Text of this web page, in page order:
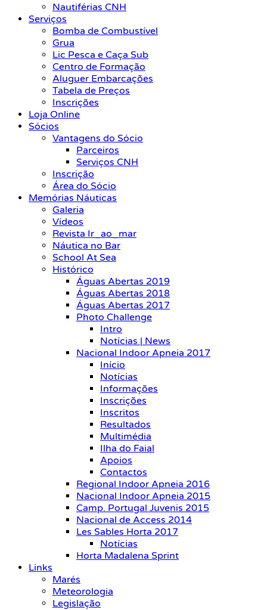
Nautiférias CNH
Serviços
Bomba de Combustível
Grua
Lic Pesca e Caça Sub
Centro de Formação
Aluguer Embarcações
Tabela de Preços
Inscrições
Loja Online
Sócios
Vantagens do Sócio
Parceiros
Serviços CNH
Inscrição
Área do Sócio
Memórias Náuticas
Galeria
Vídeos
Revista Ir_ao_mar
Náutica no Bar
School At Sea
Histórico
Águas Abertas 2019
Águas Abertas 2018
Águas Abertas 2017
Photo Challenge
Intro
Notícias | News
Nacional Indoor Apneia 2017
Início
Notícias
Informações
Inscrições
Inscritos
Resultados
Multimédia
Ilha do Faial
Apoios
Contactos
Regional Indoor Apneia 2016
Nacional Indoor Apneia 2015
Camp. Portugal Juvenis 2015
Nacional de Access 2014
Les Sables Horta 2017
Notícias
Horta Madalena Sprint
Links
Marés
Meteorologia
Legislação